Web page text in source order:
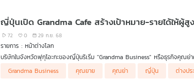
ญี่ปุ่นเปิด Grandma Cafe สร้างเป้าหมาย-รายได้ให้ผู้สู
72 0 29 ก.ย. 68
รายการ : หน้าต่างโลก
บริษัทในจังหวัดฟุกุโอะกะของญี่ปุ่นริเริ่ม "Grandma Business" หรือธุรกิจคุณ
Grandma Business คุณยาย คุณย่า ญี่ปุ่น ต่างปร